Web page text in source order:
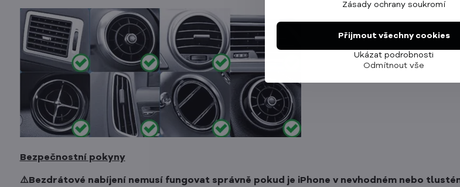
Bezpečnostní pokyny
⚠️Bezdrátové nabíjení nemusí fungovat správně pokud je iPhone v nevhodném nebo
Zásady ochrany soukromí
Ukázat podrobnosti
Přijmout všechny cookies
Odmítnout vše